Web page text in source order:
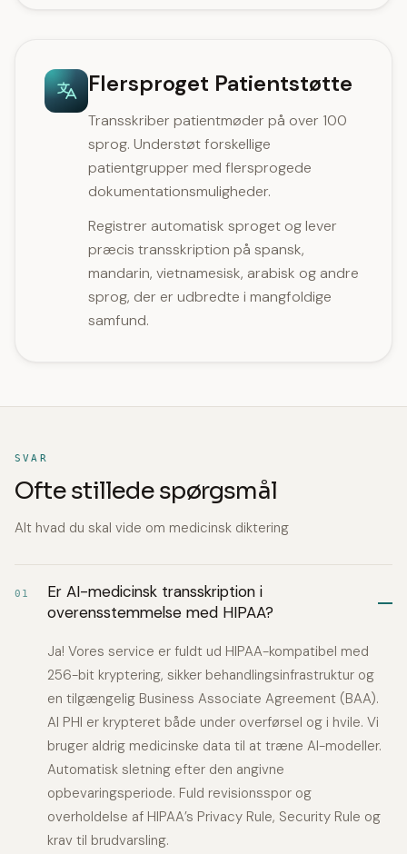
Flersproget Patientstøtte
Transskriber patientmøder på over 100
sprog. Understøt forskellige
patientgrupper med flersprogede
dokumentationsmuligheder.
Registrer automatisk sproget og lever
præcis transskription på spansk,
mandarin, vietnamesisk, arabisk og andre
sprog, der er udbredte i mangfoldige
samfund.
SVAR
Ofte stillede spørgsmål
Alt hvad du skal vide om medicinsk diktering
01
Er AI-medicinsk transskription i
overensstemmelse med HIPAA?
Ja! Vores service er fuldt ud HIPAA-kompatibel med
256-bit kryptering, sikker behandlingsinfrastruktur og
en tilgængelig Business Associate Agreement (BAA).
Al PHI er krypteret både under overførsel og i hvile. Vi
bruger aldrig medicinske data til at træne AI-modeller.
Automatisk sletning efter den angivne
opbevaringsperiode. Fuld revisionsspor og
overholdelse af HIPAA’s Privacy Rule, Security Rule og
krav til brudvarsling.